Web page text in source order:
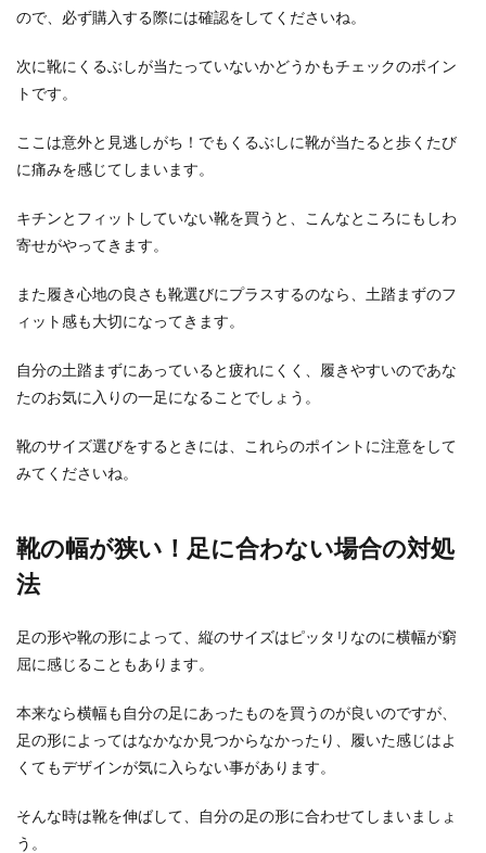
ので、必ず購入する際には確認をしてくださいね。
次に靴にくるぶしが当たっていないかどうかもチェックのポイン
トです。
ここは意外と見逃しがち！でもくるぶしに靴が当たると歩くたび
に痛みを感じてしまいます。
キチンとフィットしていない靴を買うと、こんなところにもしわ
寄せがやってきます。
また履き心地の良さも靴選びにプラスするのなら、土踏まずのフ
ィット感も大切になってきます。
自分の土踏まずにあっていると疲れにくく、履きやすいのであな
たのお気に入りの一足になることでしょう。
靴のサイズ選びをするときには、これらのポイントに注意をして
みてくださいね。
靴の幅が狭い！足に合わない場合の対処
法
足の形や靴の形によって、縦のサイズはピッタリなのに横幅が窮
屈に感じることもあります。
本来なら横幅も自分の足にあったものを買うのが良いのですが、
足の形によってはなかなか見つからなかったり、履いた感じはよ
くてもデザインが気に入らない事があります。
そんな時は靴を伸ばして、自分の足の形に合わせてしまいましょ
う。